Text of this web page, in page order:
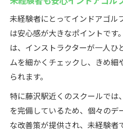
未経験者にとってインドアゴル
は安心感が大きなポイントです
は、インストラクターが一人ひ
ムを細かくチェックし、きめ細
られます。
特に藤沢駅近くのスクールでは
を完備しているため、個々のデ
な改善策が提供され、未経験者